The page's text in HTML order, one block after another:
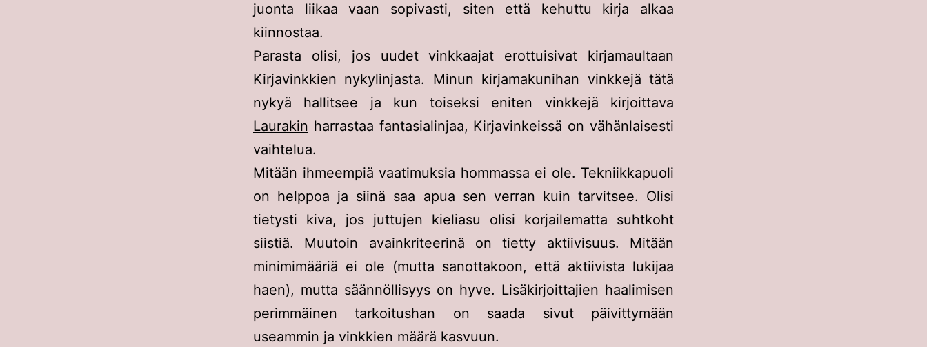
juonta liikaa vaan sopivasti, siten että kehuttu kirja alkaa
kiinnostaa.
Parasta olisi, jos uudet vinkkaajat erottuisivat kirjamaultaan
Kirjavinkkien nykylinjasta. Minun kirjamakunihan vinkkejä tätä
nykyä hallitsee ja kun toiseksi eniten vinkkejä kirjoittava
Laurakin harrastaa fantasialinjaa, Kirjavinkeissä on vähänlaisesti
vaihtelua.
Mitään ihmeempiä vaatimuksia hommassa ei ole. Tekniikkapuoli
on helppoa ja siinä saa apua sen verran kuin tarvitsee. Olisi
tietysti kiva, jos juttujen kieliasu olisi korjailematta suhtkoht
siistiä. Muutoin avainkriteerinä on tietty aktiivisuus. Mitään
minimimääriä ei ole (mutta sanottakoon, että aktiivista lukijaa
haen), mutta säännöllisyys on hyve. Lisäkirjoittajien haalimisen
perimmäinen tarkoitushan on saada sivut päivittymään
useammin ja vinkkien määrä kasvuun.